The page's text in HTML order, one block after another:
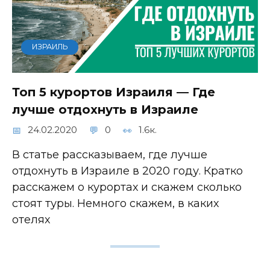
ИЗРАИЛЬ
Топ 5 курортов Израиля — Где
лучше отдохнуть в Израиле
24.02.2020 0 1.6к.
В статье рассказываем, где лучше
отдохнуть в Израиле в 2020 году. Кратко
расскажем о курортах и скажем сколько
стоят туры. Немного скажем, в каких
отелях